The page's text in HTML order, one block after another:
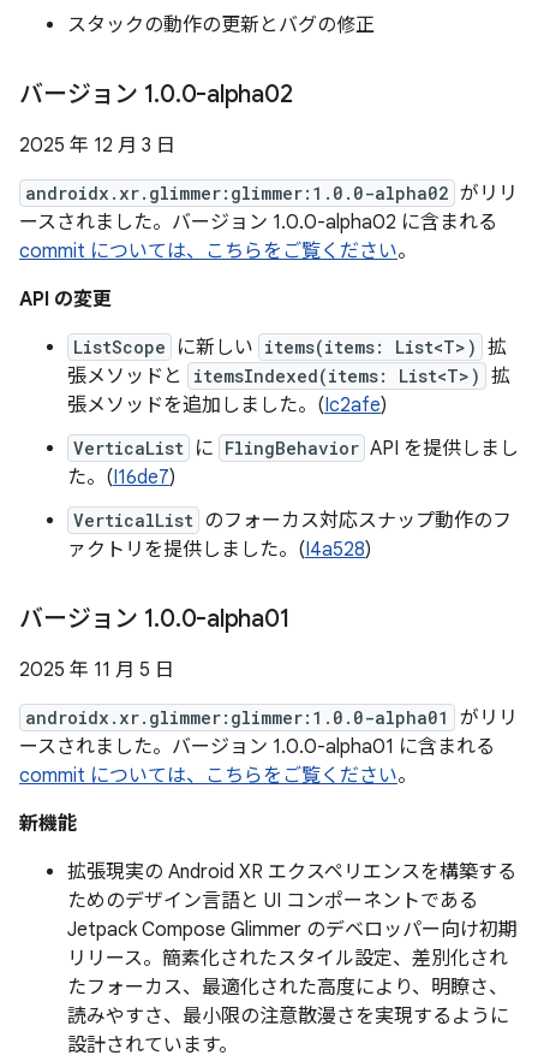
スタックの動作の更新とバグの修正
バージョン 1.0.0-alpha02
2025 年 12 月 3 日
androidx.xr.glimmer:glimmer:1.0.0-alpha02 がリリ
ースされました。バージョン 1.0.0-alpha02 に含まれる
commit については、こちらをご覧ください。
API の変更
ListScope に新しい items(items: List<T>) 拡
張メソッドと
itemsIndexed(items: List<T>) 拡
張メソッドを追加しました。(Ic2afe)
VerticaList に FlingBehavior API を提供しまし
た。(I16de7)
VerticalList のフォーカス対応スナップ動作のフ
ァクトリを提供しました。(I4a528)
バージョン 1.0.0-alpha01
2025 年 11 月 5 日
androidx.xr.glimmer:glimmer:1.0.0-alpha01
がリリ
ースされました。バージョン 1.0.0-alpha01 に含まれる
commit については、こちらをご覧ください。
新機能
拡張現実の Android XR エクスペリエンスを構築する
ためのデザイン言語と UI コンポーネントである
Jetpack Compose Glimmer のデベロッパー向け初期
リリース。簡素化されたスタイル設定、差別化され
たフォーカス、最適化された高度により、明瞭さ、
読みやすさ、最小限の注意散漫さを実現するように
設計されています。